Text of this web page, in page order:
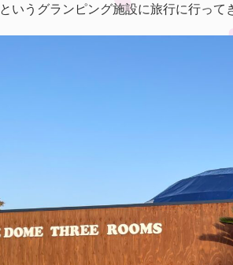
というグランピング施設に旅行に行って